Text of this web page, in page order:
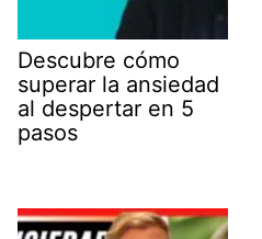
Descubre cómo
superar la ansiedad
al despertar en 5
pasos